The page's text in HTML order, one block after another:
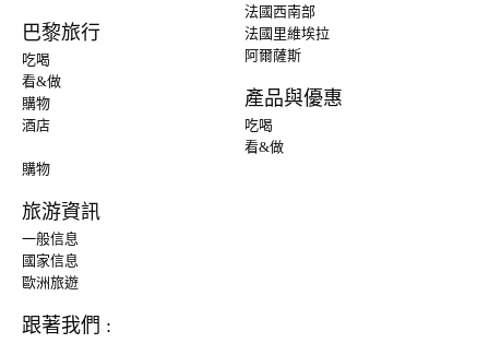
巴黎旅行
吃喝
看&做
購物
酒店
法國西南部
法國里維埃拉
阿爾薩斯
產品與優惠
吃喝
看&做
購物
旅游資訊
一般信息
國家信息
歐洲旅遊
跟著我們 :